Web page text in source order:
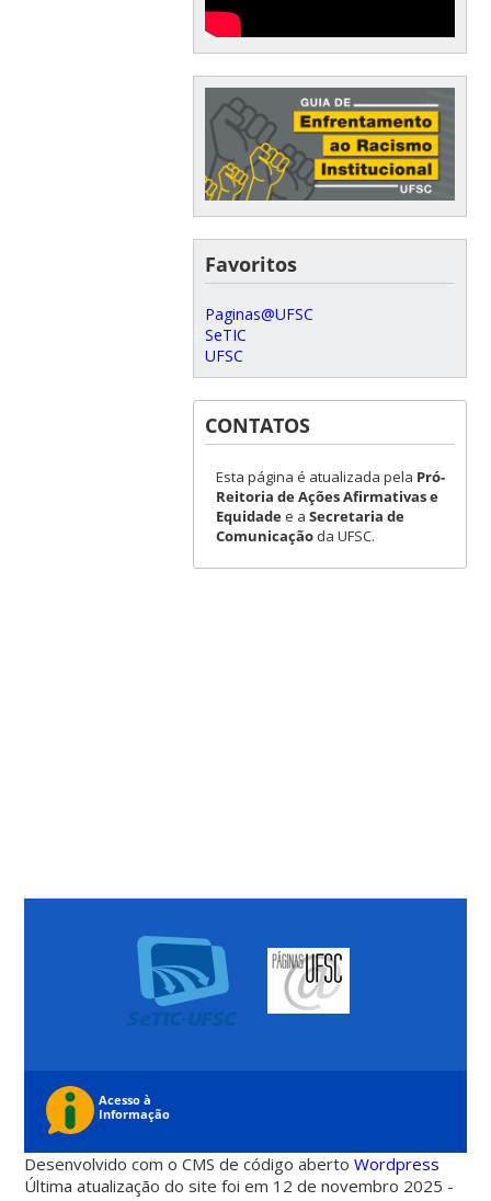
Favoritos
Paginas@UFSC
SeTIC
UFSC
CONTATOS
Esta página é atualizada pela Pró-
Reitoria de Ações Afirmativas e
Equidadee a Secretaria de
Comunicaçãoda UFSC.
Desenvolvido com o CMS de código abertoWordpress
Última atualização do site foi em 12 de novembro 2025 -